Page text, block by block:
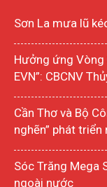
Sơn La mưa lũ
Hưởng ứng Vòng
EVN”: CBCNV
Cần Thơ và Bộ
nghẽn” phát triển
Sóc Trăng Mega
ngoài nước